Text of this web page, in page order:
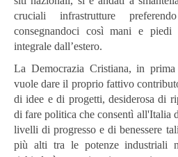
cruciali infrastrutture
consegnandoci così mani e piedi
integrale dall’estero.
La Democrazia Cristiana, in
vuole dare il proprio fattivo
di idee e di progetti, desiderosa di
di fare politica che consentì all'Italia
livelli di progresso e di benessere
più alti tra le potenze industriali